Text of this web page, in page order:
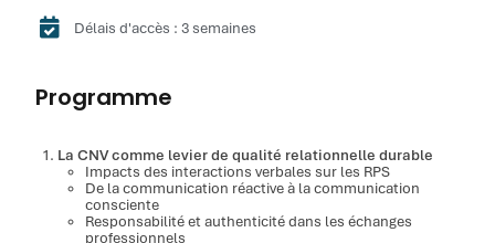
Délais d'accès : 3 semaines
Programme
La CNV comme levier de qualité relationnelle durable
Impacts des interactions verbales sur les RPS
De la communication réactive à la communication
consciente
Responsabilité et authenticité dans les échanges
professionnels